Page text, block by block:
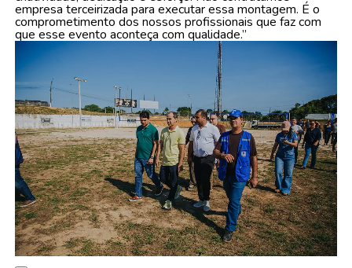
empresa terceirizada para executar essa montagem. É o
comprometimento dos nossos profissionais que faz com
que esse evento aconteça com qualidade.”